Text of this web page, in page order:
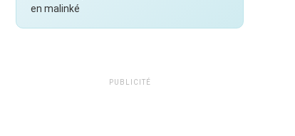
en malinké
PUBLICITÉ